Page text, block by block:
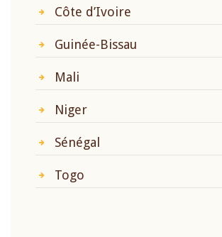
Côte d’Ivoire
Guinée-Bissau
Mali
Niger
Sénégal
Togo